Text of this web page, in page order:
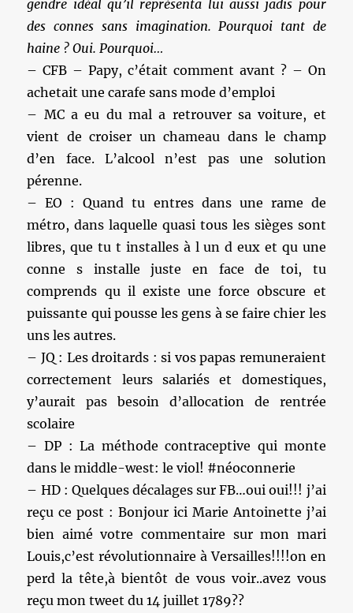
gendre idéal qu’il représenta lui aussi jadis pour
des connes sans imagination. Pourquoi tant de
haine ? Oui. Pourquoi…
– CFB – Papy, c’était comment avant ? – On
achetait une carafe sans mode d’emploi
– MC a eu du mal a retrouver sa voiture, et
vient de croiser un chameau dans le champ
d’en face. L’alcool n’est pas une solution
pérenne.
– EO : Quand tu entres dans une rame de
métro, dans laquelle quasi tous les sièges sont
libres, que tu t installes à l un d eux et qu une
conne s installe juste en face de toi, tu
comprends qu il existe une force obscure et
puissante qui pousse les gens à se faire chier les
uns les autres.
– JQ : Les droitards : si vos papas remuneraient
correctement leurs salariés et domestiques,
y’aurait pas besoin d’allocation de rentrée
scolaire
– DP : La méthode contraceptive qui monte
dans le middle-west: le viol! #néoconnerie
– HD : Quelques décalages sur FB…oui oui!!! j’ai
reçu ce post : Bonjour ici Marie Antoinette j’ai
bien aimé votre commentaire sur mon mari
Louis,c’est révolutionnaire à Versailles!!!!on en
perd la tête,à bientôt de vous voir..avez vous
reçu mon tweet du 14 juillet 1789??